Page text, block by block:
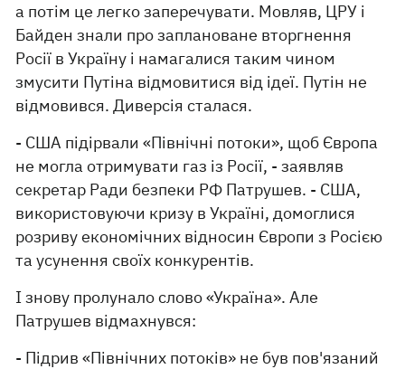
а потім це легко заперечувати. Мовляв, ЦРУ і
Байден знали про заплановане вторгнення
Росії в Україну і намагалися таким чином
змусити Путіна відмовитися від ідеї. Путін не
відмовився. Диверсія сталася.
- США підірвали «Північні потоки», щоб Європа
не могла отримувати газ із Росії, - заявляв
секретар Ради безпеки РФ Патрушев. - США,
використовуючи кризу в Україні, домоглися
розриву економічних відносин Європи з Росією
та усунення своїх конкурентів.
І знову пролунало слово «Україна». Але
Патрушев відмахнувся:
- Підрив «Північних потоків» не був пов'язаний